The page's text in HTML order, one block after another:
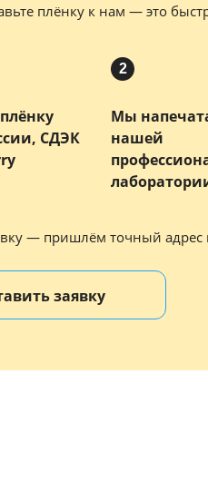
плёнку к нам — это
СДЭК
2
Мы
нашей
— пришлём точный
заявку